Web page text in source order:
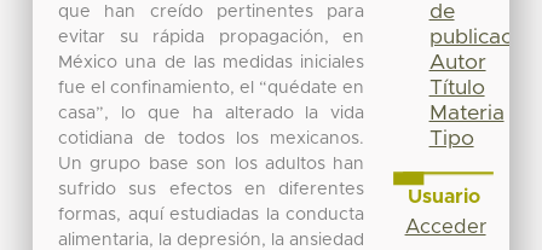
que han creído pertinentes para
evitar su rápida propagación, en
México una de las medidas iniciales
fue el confinamiento, el “quédate en
casa”, lo que ha alterado la vida
cotidiana de todos los mexicanos.
Un grupo base son los adultos han
sufrido sus efectos en diferentes
formas, aquí estudiadas la conducta
alimentaria, la depresión, la ansiedad
de
publicación
Autor
Título
Materia
Tipo
Usuario
Acceder